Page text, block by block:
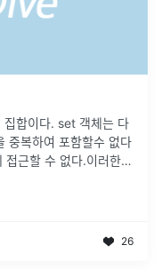
집합이다. set 객체는 다
접근할 수 없다.이러한
26